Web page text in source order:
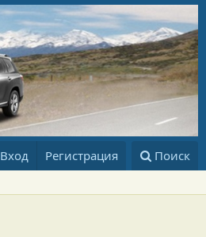
Вход Регистрация Поиск